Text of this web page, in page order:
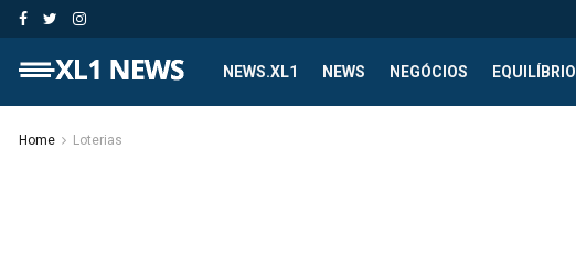
NEWS.XL1 NEWS NEGÓCIOS EQUILÍBRIO
Home Loterias